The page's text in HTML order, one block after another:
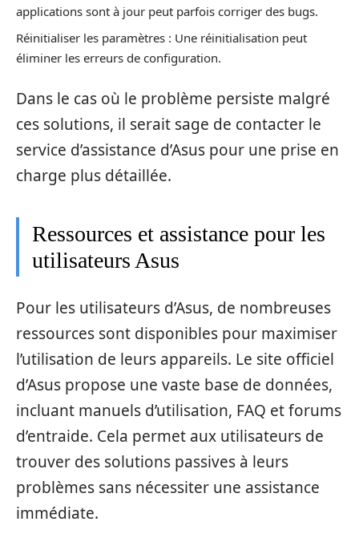
applications sont à jour peut parfois corriger des bugs.
Réinitialiser les paramètres : Une réinitialisation peut
éliminer les erreurs de configuration.
Dans le cas où le problème persiste malgré
ces solutions, il serait sage de contacter le
service d’assistance d’Asus pour une prise en
charge plus détaillée.
Ressources et assistance pour les
utilisateurs Asus
Pour les utilisateurs d’Asus, de nombreuses
ressources sont disponibles pour maximiser
l’utilisation de leurs appareils. Le site officiel
d’Asus propose une vaste base de données,
incluant manuels d’utilisation, FAQ et forums
d’entraide. Cela permet aux utilisateurs de
trouver des solutions passives à leurs
problèmes sans nécessiter une assistance
immédiate.